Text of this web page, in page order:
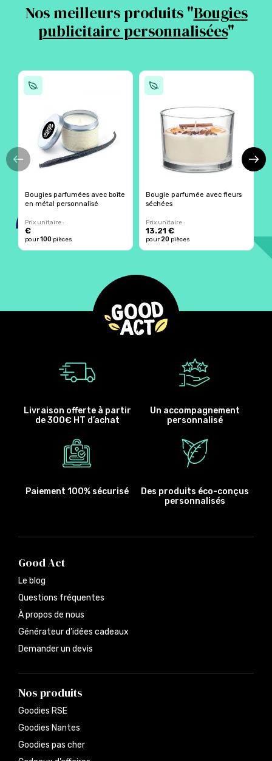
Nos meilleurs produits "Bougies
publicitaire personnalisées"
Bougies parfumées avec boîte
en métal personnalisé
Prix unitaire :
€
pour100 pièces
Bougie parfumée avec fleurs
séchées
Prix unitaire :
13.21 €
pour20 pièces
Livraison offerte à partir
de 300€ HT d’achat
Un accompagnement
personnalisé
Paiement 100% sécurisé
Des produits éco-conçus
personnalisés
Good Act
Le blog
Questions fréquentes
À propos de nous
Générateur d’idées cadeaux
Demander un devis
Nos produits
Goodies RSE
Goodies Nantes
Goodies pas cher